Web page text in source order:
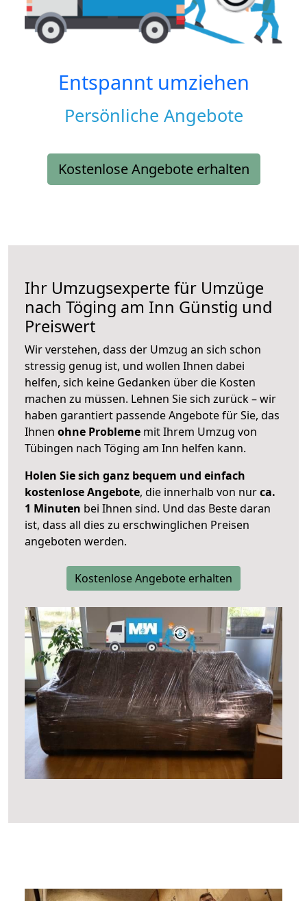
Entspannt umziehen
Persönliche Angebote
Kostenlose Angebote erhalten
Ihr Umzugsexperte für Umzüge
nach Töging am Inn Günstig und
Preiswert
Wir verstehen, dass der Umzug an sich schon
stressig genug ist, und wollen Ihnen dabei
helfen, sich keine Gedanken über die Kosten
machen zu müssen. Lehnen Sie sich zurück – wir
haben garantiert passende Angebote für Sie, das
Ihnen ohne Probleme mit Ihrem Umzug von
Tübingen nach Töging am Inn helfen kann.
Holen Sie sich ganz bequem und einfach
kostenlose Angebote, die innerhalb von nurca.
1 Minuten bei Ihnen sind. Und das Beste daran
ist, dass all dies zu erschwinglichen Preisen
angeboten werden.
Kostenlose Angebote erhalten